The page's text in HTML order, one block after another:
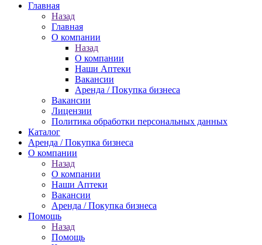
Главная
Назад
Главная
О компании
Назад
О компании
Наши Аптеки
Вакансии
Аренда / Покупка бизнеса
Вакансии
Лицензии
Политика обработки персональных данных
Каталог
Аренда / Покупка бизнеса
О компании
Назад
О компании
Наши Аптеки
Вакансии
Аренда / Покупка бизнеса
Помощь
Назад
Помощь